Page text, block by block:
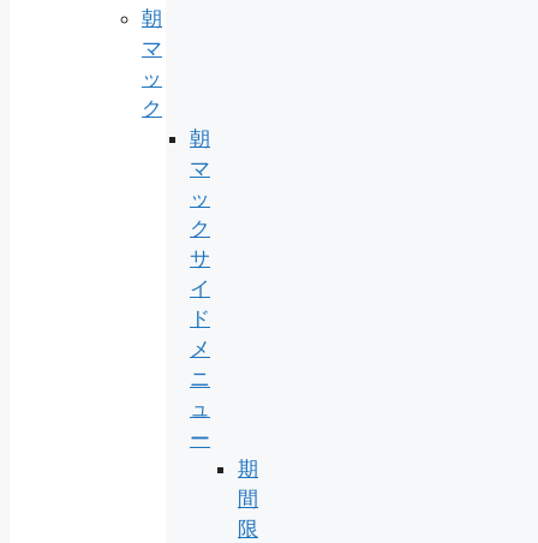
朝
マ
ッ
ク
朝
マ
ッ
ク
サ
イ
ド
メ
ニ
ュ
ー
期
間
限